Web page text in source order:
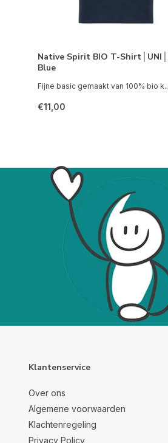
Native Spirit BIO T-
Blue
Fijne basic gemaakt van 100% bio
€11,00
Klantenservice
Over ons
Algemene voorwaarden
Klachtenregeling
Privacy Policy